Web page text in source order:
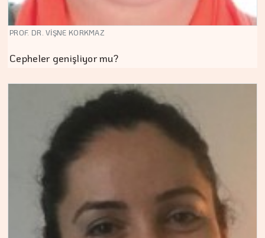
PROF. DR. VİŞNE KORKMAZ
Cepheler genişliyor mu?